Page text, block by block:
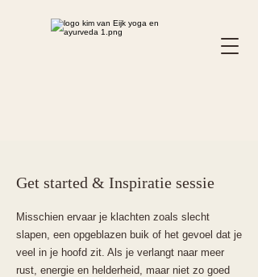
Get started & Inspiratie sessie
Misschien ervaar je klachten zoals slecht
slapen, een opgeblazen buik of het gevoel dat je
veel in je hoofd zit. Als je verlangt naar meer
rust, energie en helderheid, maar niet zo goed